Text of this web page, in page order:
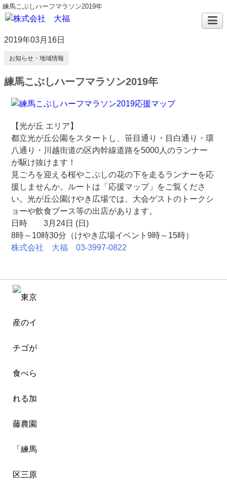
練馬こぶしハーフマラソン2019年
2019年03月16日
お知らせ・地域情報
練馬こぶしハーフマラソン2019年
【光が丘 エリア】
都立光が丘公園をスタートし、笹目通り・目白通り・環
八通り・川越街道の区内幹線道路を5000人のランナー
が駆け抜けます！
見ごろを迎える桜やこぶしの花の下を走るランナーを応
援しませんか。ルートは「応援マップ」をご覧くださ
い。光が丘公園けやき広場では、大会ゲストのトークシ
ョーや飲食ブース等の出店があります。
日時
3月24日 (日)
8時～10時30分（けやき広場イベント9時～15時）
株式会社 大福 03-3997-0822